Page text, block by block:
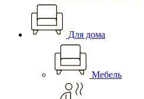
Для дома
Мебель